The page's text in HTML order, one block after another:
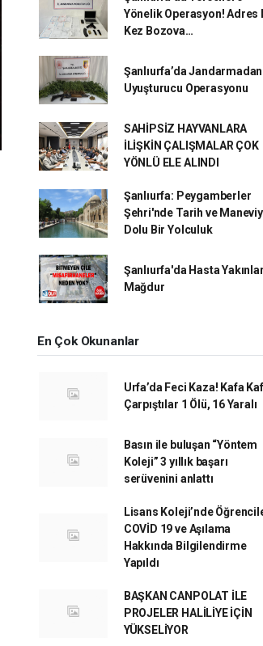
Yönelik Operasyon! Adres
Kez Bozova…
Şanlıurfa’da Jandarmadan
Uyuşturucu Operasyonu
SAHİPSİZ HAYVANLARA
İLİŞKİN ÇALIŞMALAR ÇOK
YÖNLÜ ELE ALINDI
Şanlıurfa: Peygamberler
Şehri'nde Tarih ve
Dolu Bir Yolculuk
Şanlıurfa'da Hasta
Mağdur
En Çok Okunanlar
Urfa’da Feci Kaza! Kafa
Çarpıştılar 1 Ölü, 16 Yaralı
Basın ile buluşan “Yöntem
Koleji” 3 yıllık başarı
serüvenini anlattı
Lisans Koleji’nde
COVİD 19 ve Aşılama
Hakkında Bilgilendirme
Yapıldı
BAŞKAN CANPOLAT İLE
PROJELER HALİLİYE İÇİN
YÜKSELİYOR